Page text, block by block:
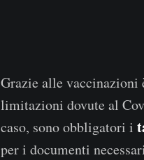
Grazie alle vaccinazioni
limitazioni dovute al
caso, sono obbligatori i
per i documenti